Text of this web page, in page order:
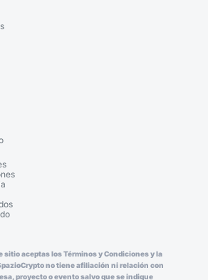
sitio aceptas los Términos y Condiciones y la
no tiene afiliación ni relación con
proyecto o evento salvo que se indique